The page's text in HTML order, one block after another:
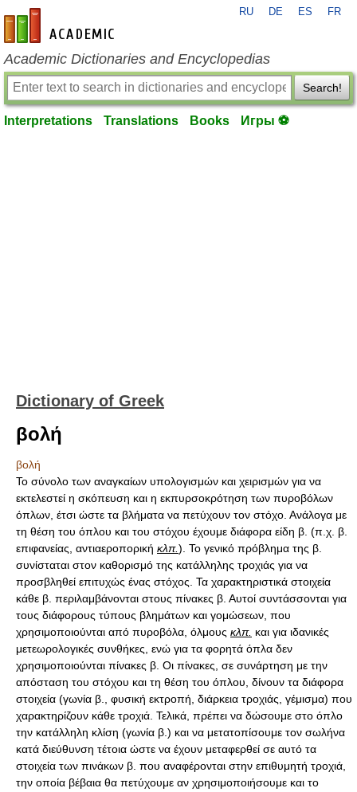
en-academic.com
RU DE ES FR
Academic Dictionaries and Encyclopedias
Search!
Interpretations Translations Books Игры ⚽
Dictionary of Greek
βολή
βολή
Το σύνολο των αναγκαίων υπολογισμών και χειρισμών για να
εκτελεστεί η σκόπευση και η εκπυρσοκρότηση των πυροβόλων
όπλων, έτσι ώστε τα βλήματα να πετύχουν τον στόχο. Ανάλογα με
τη θέση του όπλου και του στόχου έχουμε διάφορα είδη β. (π.χ. β.
επιφανείας, αντιαεροπορική κλπ.). Το γενικό πρόβλημα της β.
συνίσταται στον καθορισμό της κατάλληλης τροχιάς για να
προσβληθεί επιτυχώς ένας στόχος. Τα χαρακτηριστικά στοιχεία
κάθε β. περιλαμβάνονται στους πίνακες β. Αυτοί συντάσσονται για
τους διάφορους τύπους βλημάτων και γομώσεων, που
χρησιμοποιούνται από πυροβόλα, όλμους κλπ. και για ιδανικές
μετεωρολογικές συνθήκες, ενώ για τα φορητά όπλα δεν
χρησιμοποιούνται πίνακες β. Οι πίνακες, σε συνάρτηση με την
απόσταση του στόχου και τη θέση του όπλου, δίνουν τα διάφορα
στοιχεία (γωνία β., φυσική εκτροπή, διάρκεια τροχιάς, γέμισμα) που
χαρακτηρίζουν κάθε τροχιά. Τελικά, πρέπει να δώσουμε στο όπλο
την κατάλληλη κλίση (γωνία β.) και να μετατοπίσουμε τον σωλήνα
κατά διεύθυνση τέτοια ώστε να έχουν μεταφερθεί σε αυτό τα
στοιχεία των πινάκων β. που αναφέρονται στην επιθυμητή τροχιά,
την οποία βέβαια θα πετύχουμε αν χρησιμοποιήσουμε και το